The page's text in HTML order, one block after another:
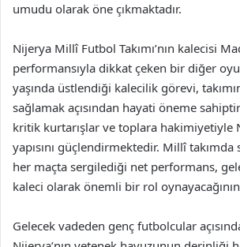
umudu olarak öne çıkmaktadır.
Nijerya Millî Futbol Takımı’nın kalecisi
performansıyla dikkat çeken bir diğer
yaşında üstlendiği kalecilik görevi,
sağlamak açısından hayati öneme
kritik kurtarışlar ve toplara hakimiyetiyle
yapısını güçlendirmektedir. Millî takımda
her maçta sergilediği net performans,
kaleci olarak önemli bir rol oynayacağının
Gelecek vadeden genç futbolcular